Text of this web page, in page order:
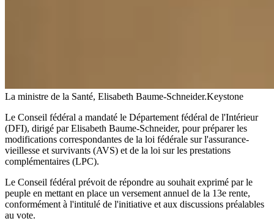
La ministre de la Santé, Elisabeth Baume-Schneider.Keystone
Le Conseil fédéral a mandaté le Département fédéral de l'Intérieur
(DFI), dirigé par Elisabeth Baume-Schneider, pour préparer les
modifications correspondantes de la loi fédérale sur l'assurance-
vieillesse et survivants (AVS) et de la loi sur les prestations
complémentaires (LPC).
Le Conseil fédéral prévoit de répondre au souhait exprimé par le
peuple en mettant en place un versement annuel de la 13e rente,
conformément à l'intitulé de l'initiative et aux discussions préalables
au vote.